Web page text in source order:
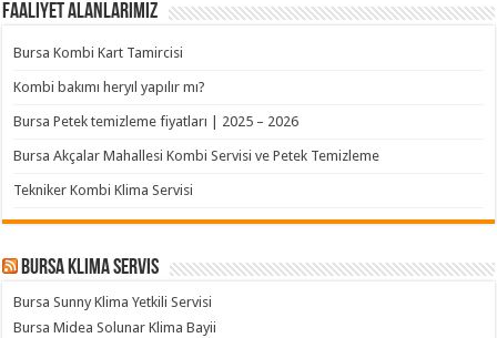
Faaliyet Alanlarımız
Bursa Kombi Kart Tamircisi
Kombi bakımı heryıl yapılır mı?
Bursa Petek temizleme fiyatları | 2025 – 2026
Bursa Akçalar Mahallesi Kombi Servisi ve Petek Temizleme
Tekniker Kombi Klima Servisi
Bursa klima servis
Bursa Sunny Klima Yetkili Servisi
Bursa Midea Solunar Klima Bayii